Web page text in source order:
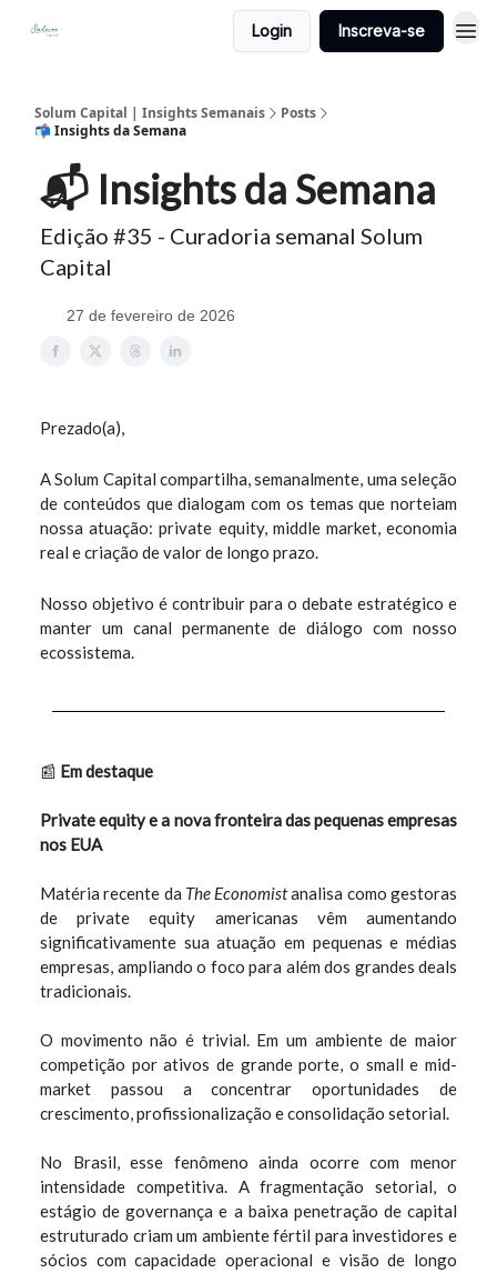
Login Inscreva-se
Solum Capital | Insights Semanais
Posts
📬 Insights da Semana
📬 Insights da Semana
Edição #35 - Curadoria semanal Solum
Capital
27 de fevereiro de 2026
Prezado(a),
A Solum Capital compartilha, semanalmente, uma seleção
de conteúdos que dialogam com os temas que norteiam
nossa atuação: private equity, middle market, economia
real e criação de valor de longo prazo.
Nosso objetivo é contribuir para o debate estratégico e
manter um canal permanente de diálogo com nosso
ecossistema.
📰 Em destaque
Private equity e a nova fronteira das pequenas empresas
nos EUA
Matéria recente da The Economistanalisa como gestoras
de private equity americanas vêm aumentando
significativamente sua atuação em pequenas e médias
empresas, ampliando o foco para além dos grandes deals
tradicionais.
O movimento não é trivial. Em um ambiente de maior
competição por ativos de grande porte, o small e mid-
market passou a concentrar oportunidades de
crescimento, profissionalização e consolidação setorial.
No Brasil, esse fenômeno ainda ocorre com menor
intensidade competitiva. A fragmentação setorial, o
estágio de governança e a baixa penetração de capital
estruturado criam um ambiente fértil para investidores e
sócios com capacidade operacional e visão de longo